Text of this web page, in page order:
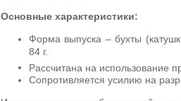
Основные характеристики:
Форма выпуска – бухты
84 г.
Рассчитана на использование
Сопротивляется усилию на